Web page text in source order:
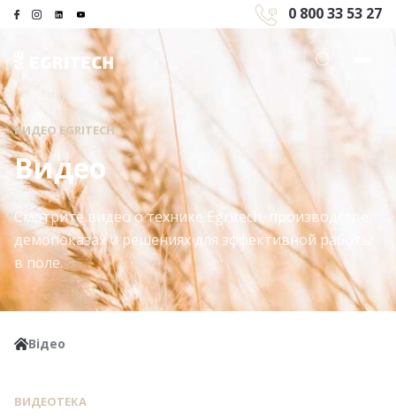
0 800 33 53 27
ВИДЕО EGRITECH
Видео
Смотрите видео о технике Egritech, производстве,
демопоказах и решениях для эффективной работы
в поле.
Відео
ВИДЕОТЕКА